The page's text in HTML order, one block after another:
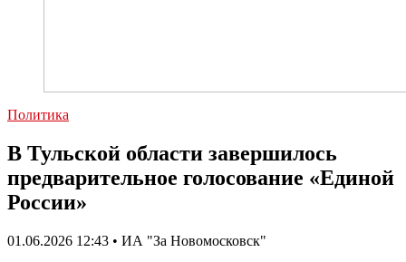
Политика
В Тульской области завершилось
предварительное голосование «Единой
России»
01.06.2026 12:43 • ИА "За Новомосковск"